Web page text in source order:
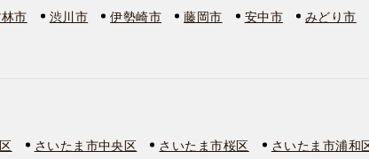
市 渋川市 伊勢崎市 藤岡市 安中市 みどり市
さいたま市中央区 さいたま市桜区 さいたま市浦和